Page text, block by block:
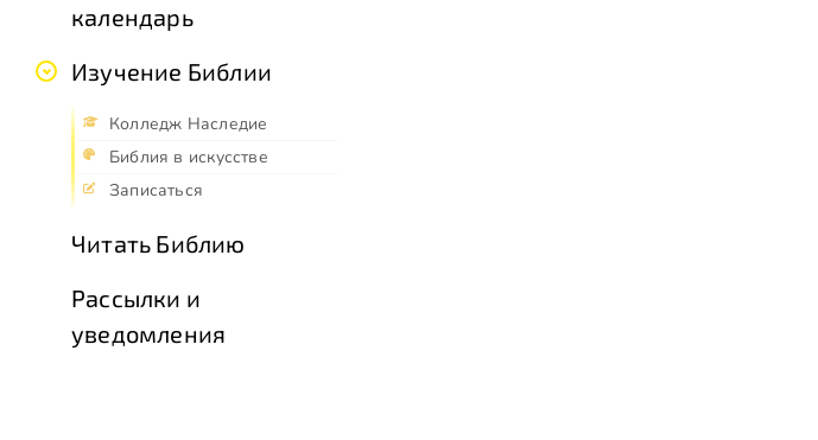
календарь
Изучение Библии
Колледж Наследие
Библия в искусстве
Записаться
Читать Библию
Рассылки и
уведомления